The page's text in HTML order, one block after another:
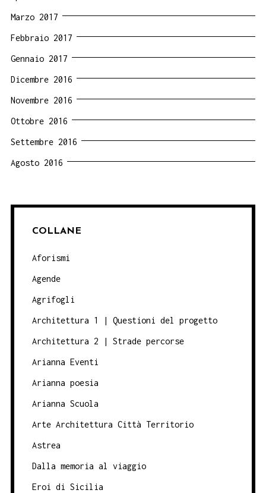
Marzo 2017
Febbraio 2017
Gennaio 2017
Dicembre 2016
Novembre 2016
Ottobre 2016
Settembre 2016
Agosto 2016
COLLANE
Aforismi
Agende
Agrifogli
Architettura 1 | Questioni del progetto
Architettura 2 | Strade percorse
Arianna Eventi
Arianna poesia
Arianna Scuola
Arte Architettura Città Territorio
Astrea
Dalla memoria al viaggio
Eroi di Sicilia